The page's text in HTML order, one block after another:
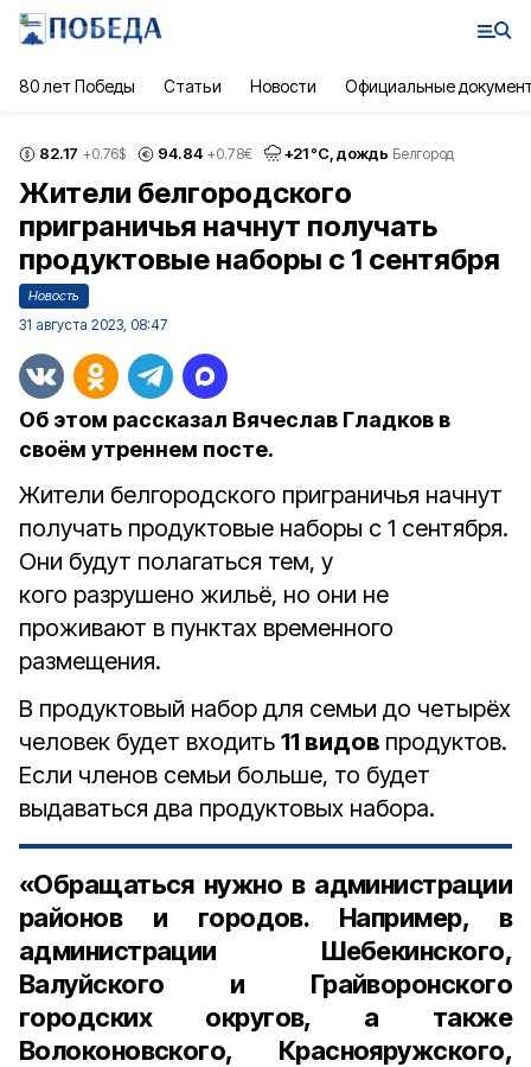
80 лет Победы Статьи Новости Официальные
82.17 +0.76$ 94.84 +0.78€ +21°С, дождь Белгород
Жители белгородского
приграничья начнут получать
продуктовые наборы с 1 сентября
Новость
31 августа 2023, 08:47
Об этом рассказал Вячеслав Гладков в
своём утреннем посте.
Жители белгородского приграничья начнут
получать продуктовые наборы с 1 сентября.
Они будут полагаться тем, у
кого разрушено жильё, но они не
проживают в пунктах временного
размещения.
В продуктовый набор для семьи до четырёх
человек будет входить 11 видов продуктов.
Если членов семьи больше, то будет
выдаваться два продуктовых набора.
«Обращаться нужно в администрации
районов и городов. Например, в
администрации Шебекинского,
Валуйского и Грайворонского
городских округов, а также
Волоконовского, Краснояружского,